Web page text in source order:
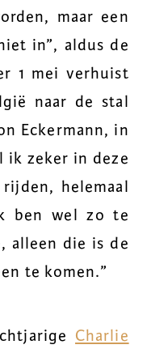
maar een
in”, aldus de
1 mei verhuist
naar de stal
Eckermann, in
ik zeker in deze
helemaal
ben wel zo te
alleen die is de
te komen.”
Charlie